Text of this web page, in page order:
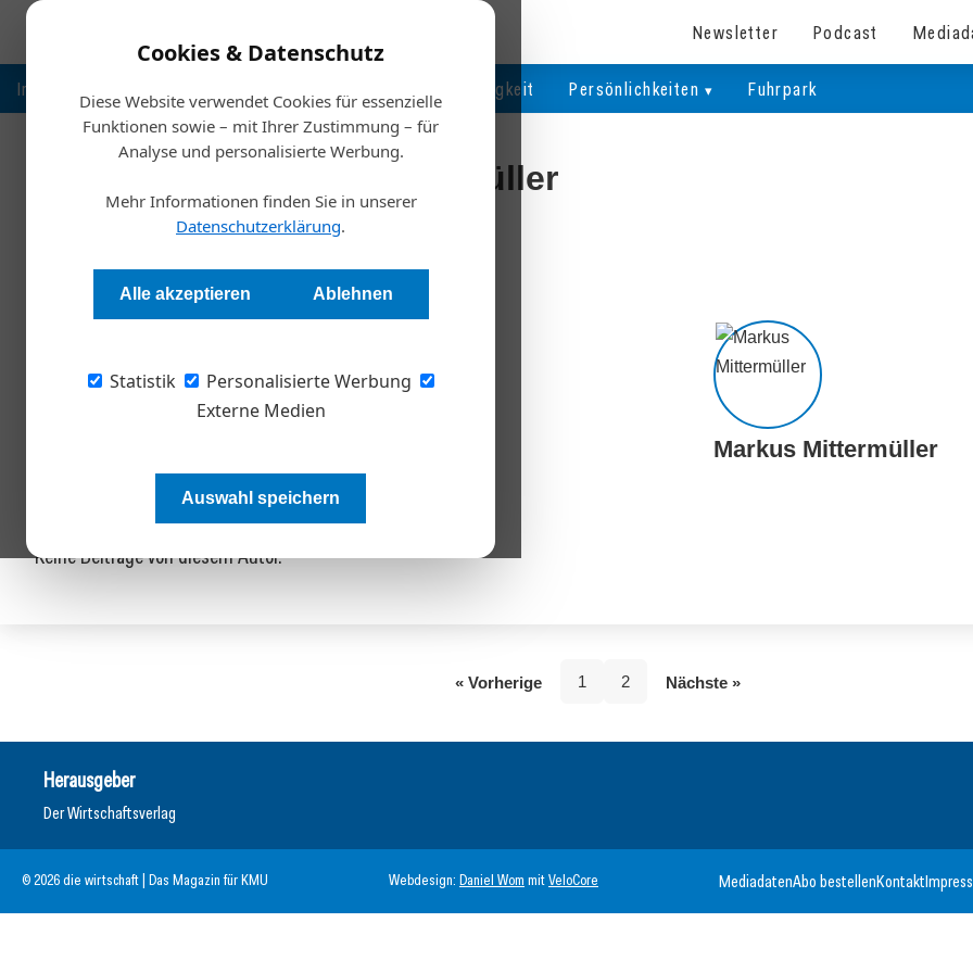
Cookies & Datenschutz
Diese Website verwendet Cookies für essenzielle
Funktionen sowie – mit Ihrer Zustimmung – für
Analyse und personalisierte Werbung.
Mehr Informationen finden Sie in unserer
Datenschutzerklärung.
Alle akzeptieren Ablehnen
Statistik
Personalisierte Werbung
Externe Medien
Auswahl speichern
Newsletter Podcast
Inspiration Nachhaltigkeit Persönlichkeiten Fuhrpark
Artikel von Markus Mittermüller
Markus Mittermüller
Keine Beiträge von diesem Autor.
« Vorherige 1 2 Nächste »
Herausgeber
Der Wirtschaftsverlag
© 2026 die wirtschaft | Das Magazin für KMU Webdesign: Daniel Wom mitVeloCore MediadatenAbo bestellenKontakt